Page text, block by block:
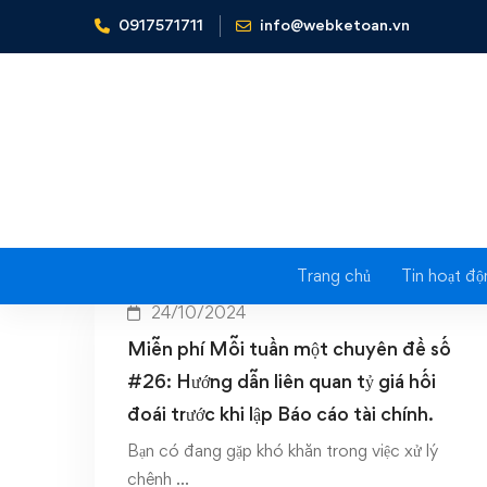
0917571711 info@webketoan.vn
Trang chủ Tin hoạt
Home ty gia hoi doai
24/10/2024
Miễn phí Mỗi tuần một chuyên đề số
#26: Hướng dẫn liên quan tỷ giá hối
đoái trước khi lập Báo cáo tài chính.
Bạn có đang gặp khó khăn trong việc xử lý
chênh …